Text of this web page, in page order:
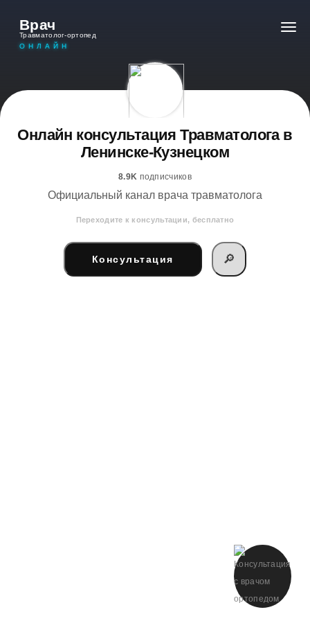
Врач
Травматолог-ортопед
ОНЛАЙН
Онлайн консультация Травматолога в
Ленинске-Кузнецком
8.9K подписчиков
Официальный канал врача травматолога
Переходите к консультации, бесплатно
Консультация 🔎